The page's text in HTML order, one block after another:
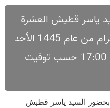
یاسر قطیش العشرة
الأولی من شهر محرم الحرام من عام 1445 الأحد
والثلثاء والخمیس الساعة 17:00 حسب توقیت
ما قبل الطف 25 محرم 1445 بحضور السید یاسر قطیش